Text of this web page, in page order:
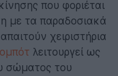
που φοριέται
με τα παραδοσιακά
χειριστήρια
λειτουργεί ως
σώματος του